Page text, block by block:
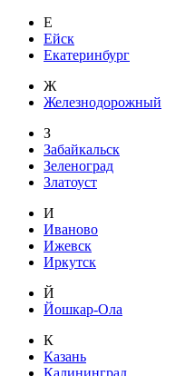
Е
Ейск
Екатеринбург
Ж
Железнодорожный
З
Забайкальск
Зеленоград
Златоуст
И
Иваново
Ижевск
Иркутск
Й
Йошкар-Ола
К
Казань
Калининград